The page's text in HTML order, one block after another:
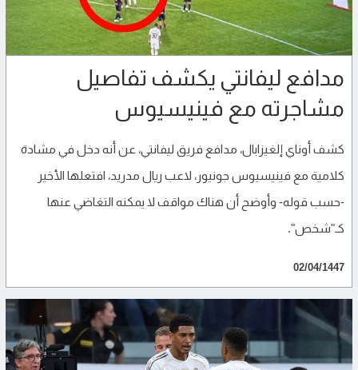
مدافع ليفانتي يكشف تفاصيل
مشاجرته مع فينيسيوس
كشف أوناي إلغيزابال، مدافع فريق ليفانتي، عن أنه دخل في مشادة
كلامية مع فينيسيوس جونيور، لاعب ريال مدريد، افتعلها الأخير
-حسب قوله- وأوضح أن هناك مواقف لا يمكنه التغاضي عنها
كـ"شخص".
02/04/1447